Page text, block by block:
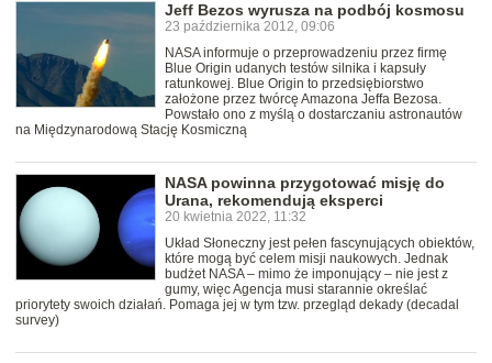
Jeff Bezos wyrusza na podbój kosmosu
23 października 2012, 09:06
NASA informuje o przeprowadzeniu przez firmę
Blue Origin udanych testów silnika i kapsuły
ratunkowej. Blue Origin to przedsiębiorstwo
założone przez twórcę Amazona Jeffa Bezosa.
Powstało ono z myślą o dostarczaniu astronautów
na Międzynarodową Stację Kosmiczną
NASA powinna przygotować misję do
Urana, rekomendują eksperci
20 kwietnia 2022, 11:32
Układ Słoneczny jest pełen fascynujących obiektów,
które mogą być celem misji naukowych. Jednak
budżet NASA – mimo że imponujący – nie jest z
gumy, więc Agencja musi starannie określać
priorytety swoich działań. Pomaga jej w tym tzw. przegląd dekady (decadal
survey)